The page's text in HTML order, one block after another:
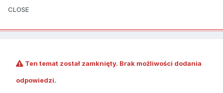
CLOSE
Ten temat został zamknięty. Brak możliwości dodania
odpowiedzi.